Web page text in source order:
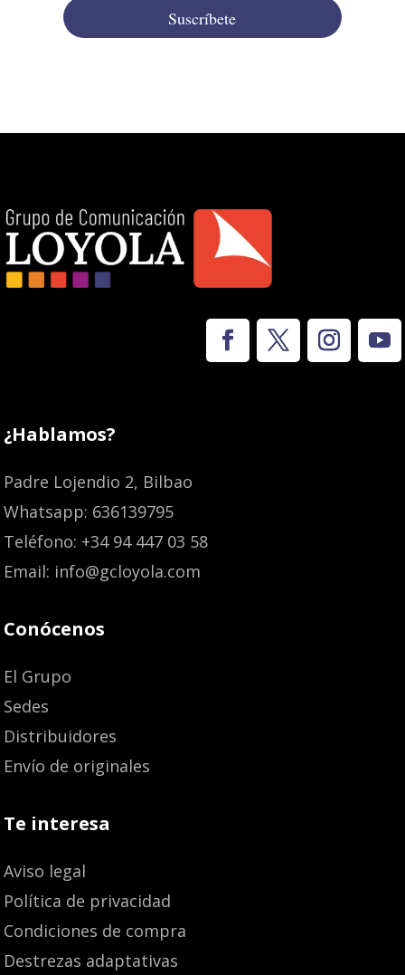
Suscríbete
¿Hablamos?
Padre Lojendio 2, Bilbao
Whatsapp: 636139795
Teléfono: +34 94 447 03 58
Email: info@gcloyola.com
Conócenos
El Grupo
Sedes
Distribuidores
Envío de originales
Te interesa
Aviso legal
Política de privacidad
Condiciones de compra
Destrezas adaptativas